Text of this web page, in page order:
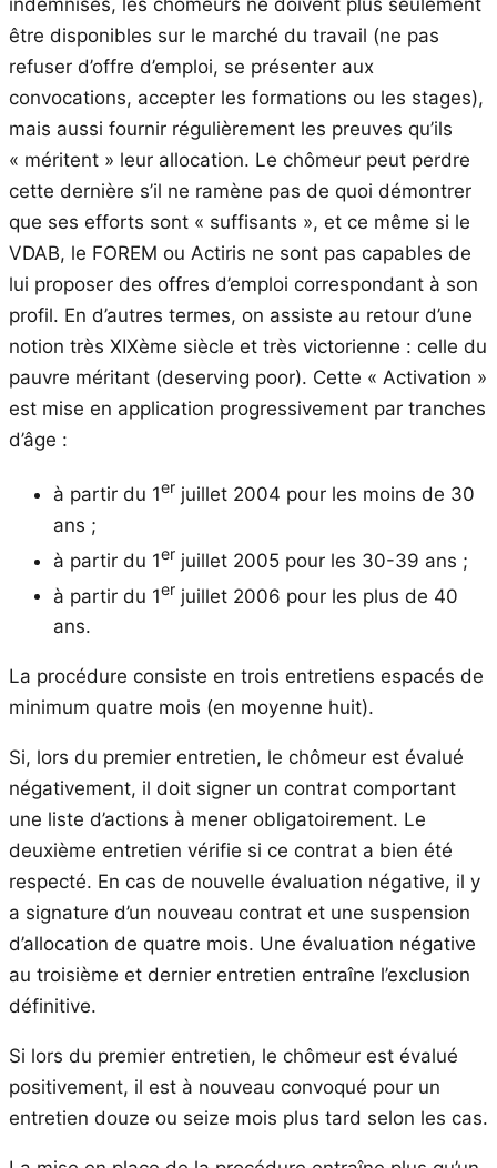
indemnisés, les chômeurs ne doivent plus seulement
être disponibles sur le marché du travail (ne pas
refuser d’offre d’emploi, se présenter aux
convocations, accepter les formations ou les stages),
mais aussi fournir régulièrement les preuves qu’ils
« méritent » leur allocation. Le chômeur peut perdre
cette dernière s’il ne ramène pas de quoi démontrer
que ses efforts sont « suffisants », et ce même si le
VDAB, le FOREM ou Actiris ne sont pas capables de
lui proposer des offres d’emploi correspondant à son
profil. En d’autres termes, on assiste au retour d’une
notion très XIXème siècle et très victorienne : celle du
pauvre méritant (deserving poor). Cette « Activation »
est mise en application progressivement par tranches
d’âge :
à partir du 1er juillet 2004 pour les moins de 30
ans ;
à partir du 1er juillet 2005 pour les 30-39 ans ;
à partir du 1er juillet 2006 pour les plus de 40
ans.
La procédure consiste en trois entretiens espacés de
minimum quatre mois (en moyenne huit).
Si, lors du premier entretien, le chômeur est évalué
négativement, il doit signer un contrat comportant
une liste d’actions à mener obligatoirement. Le
deuxième entretien vérifie si ce contrat a bien été
respecté. En cas de nouvelle évaluation négative, il y
a signature d’un nouveau contrat et une suspension
d’allocation de quatre mois. Une évaluation négative
au troisième et dernier entretien entraîne l’exclusion
définitive.
Si lors du premier entretien, le chômeur est évalué
positivement, il est à nouveau convoqué pour un
entretien douze ou seize mois plus tard selon les cas.